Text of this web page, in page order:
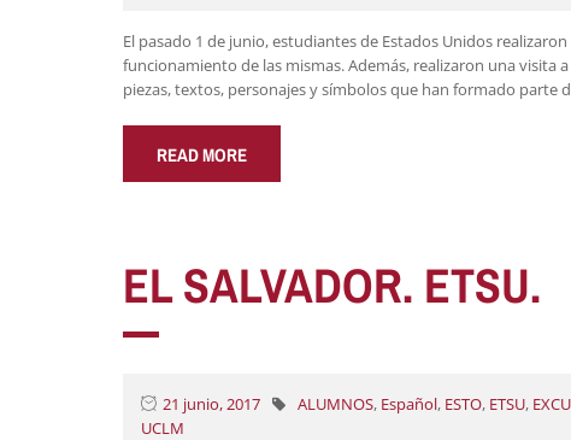
El pasado 1 de junio, estudiantes de Estados Unidos
funcionamiento de las mismas. Además, realizaron una visita
piezas, textos, personajes y símbolos que han formado parte
READ MORE
EL SALVADOR. ETSU.
21 junio, 2017 ALUMNOS, Español, ESTO, ETSU,
UCLM